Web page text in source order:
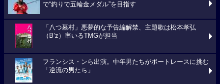
で“釣りで五輪金メダル”を目指す
「八つ墓村」悪夢的な予告編解禁、主題歌は松本孝弘
（B’z）率いるTMGが担当
フランシス・ンら出演。中年男たちがボートレースに挑む
「逆流の男たち」